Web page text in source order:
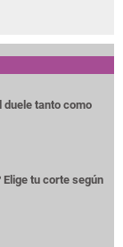
duele tanto como
Elige tu corte según